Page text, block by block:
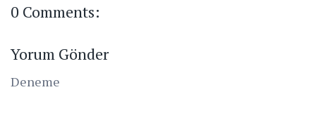
0 Comments:
Yorum Gönder
Deneme